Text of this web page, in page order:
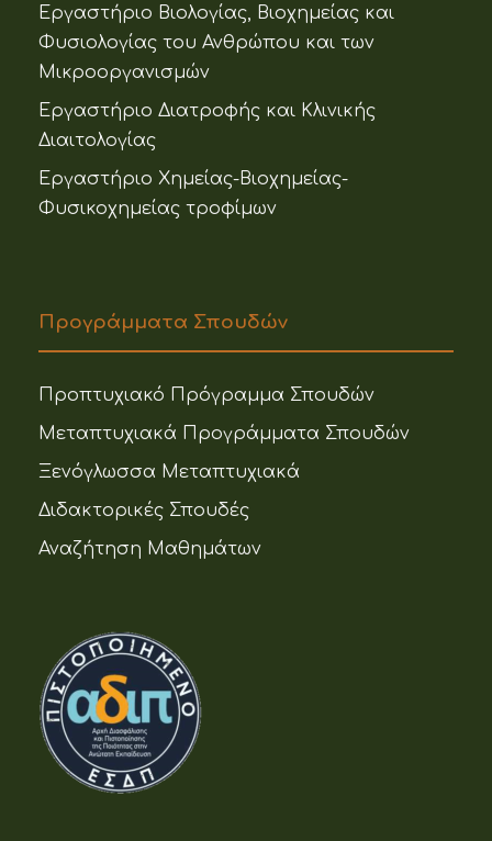
Εργαστήριο Βιολογίας, Βιοχημείας και
Φυσιολογίας του Ανθρώπου και των
Μικροοργανισμών
Εργαστήριο Διατροφής και Κλινικής
Διαιτολογίας
Εργαστήριο Χημείας-Βιοχημείας-
Φυσικοχημείας τροφίμων
Προγράμματα Σπουδών
Προπτυχιακό Πρόγραμμα Σπουδών
Μεταπτυχιακά Προγράμματα Σπουδών
Ξενόγλωσσα Μεταπτυχιακά
Διδακτορικές Σπουδές
Αναζήτηση Μαθημάτων